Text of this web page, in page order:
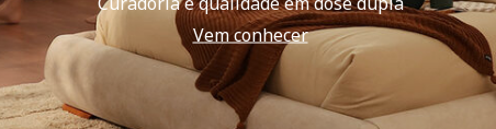
Vem conhecer